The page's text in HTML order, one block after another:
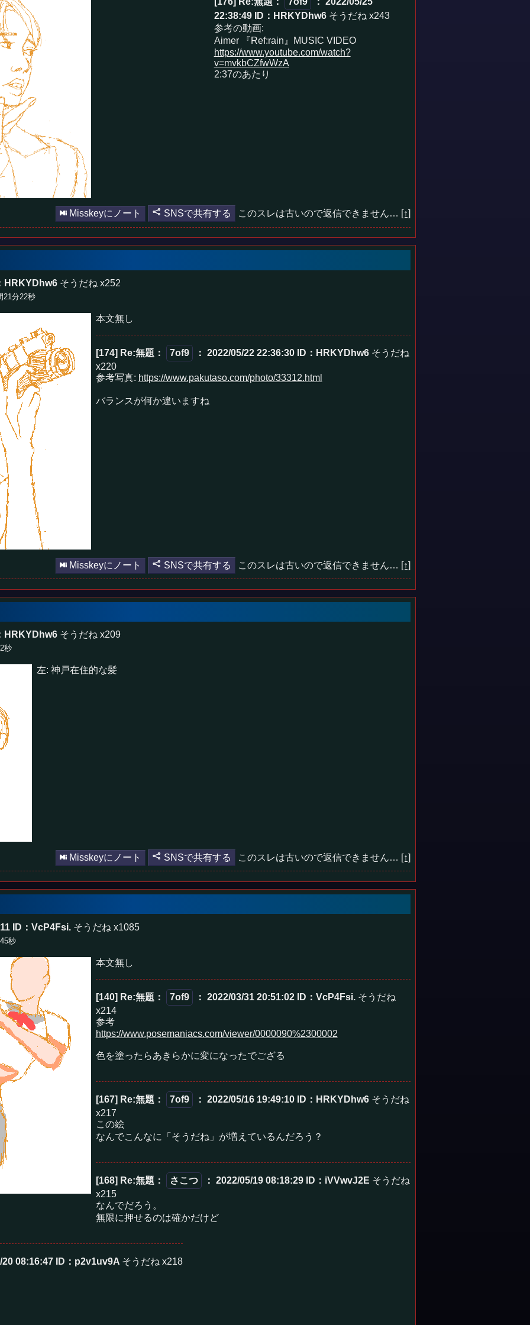
22:38:49
ID：HRKYDhw6 そうだね x243
参考の動画:
Aimer 『Ref:rain』MUSIC VIDEO
https://www.youtube.com/watch?
v=mvkbCZfwWzA
2:37のあたり
Misskeyにノート SNSで共有する このスレは古いので返信できません… [↑]
HRKYDhw6 そうだね x252
21分22秒
本文無し
[174] Re:無題 ： 7of9 ： 2022/05/22 22:36:30 ID：HRKYDhw6 そうだね
x220
参考写真: https://www.pakutaso.com/photo/33312.html
バランスが何か違いますね
Misskeyにノート SNSで共有する このスレは古いので返信できません… [↑]
HRKYDhw6 そうだね x209
秒
左: 神戸在住的な髪
Misskeyにノート SNSで共有する このスレは古いので返信できません… [↑]
ID：VcP4Fsi. そうだね x1085
秒
本文無し
[140] Re:無題 ： 7of9 ： 2022/03/31 20:51:02 ID：VcP4Fsi. そうだね
x214
参考
https://www.posemaniacs.com/viewer/0000090%2300002
色を塗ったらあきらかに変になったでござる
[167] Re:無題 ： 7of9 ： 2022/05/16 19:49:10 ID：HRKYDhw6 そうだね
x217
この絵
なんでこんなに「そうだね」が増えているんだろう？
[168] Re:無題 ： さこつ ： 2022/05/19 08:18:29 ID：iVVwvJ2E そうだね
x215
なんでだろう。
無限に押せるのは確かだけど
08:16:47 ID：p2v1uv9A そうだね x218